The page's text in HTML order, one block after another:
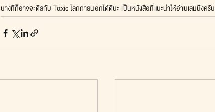
บางทีก็อาจจะดีลกับ Toxic โลกภายนอกได้ดีนะ เป็นหนังสือที่แนะนำให้อ่านเล่มนึงครับ